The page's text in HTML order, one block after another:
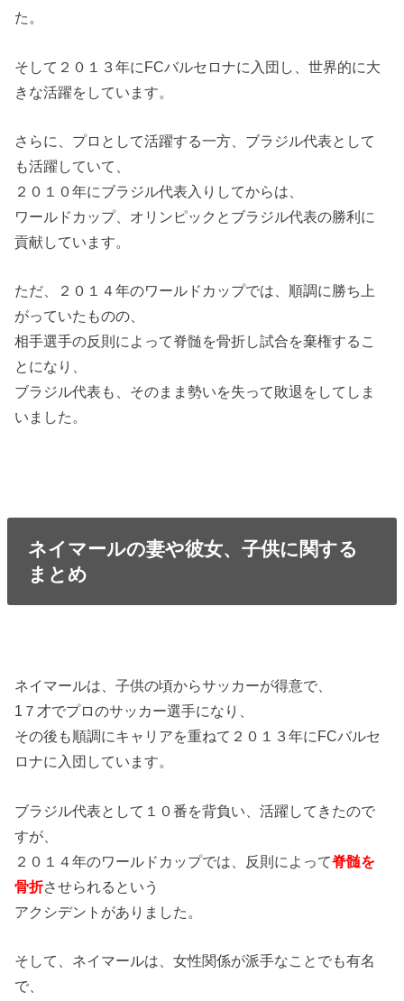
た。
そして２０１３年にFCバルセロナに入団し、世界的に大
きな活躍をしています。
さらに、プロとして活躍する一方、ブラジル代表として
も活躍していて、
２０１０年にブラジル代表入りしてからは、
ワールドカップ、オリンピックとブラジル代表の勝利に
貢献しています。
ただ、２０１４年のワールドカップでは、順調に勝ち上
がっていたものの、
相手選手の反則によって脊髄を骨折し試合を棄権するこ
とになり、
ブラジル代表も、そのまま勢いを失って敗退をしてしま
いました。
ネイマールの妻や彼女、子供に関する
まとめ
ネイマールは、子供の頃からサッカーが得意で、
1７才でプロのサッカー選手になり、
その後も順調にキャリアを重ねて２０１３年にFCバルセ
ロナに入団しています。
ブラジル代表として１０番を背負い、活躍してきたので
すが、
２０１４年のワールドカップでは、反則によって脊髄を
骨折させられるという
アクシデントがありました。
そして、ネイマールは、女性関係が派手なことでも有名
で、